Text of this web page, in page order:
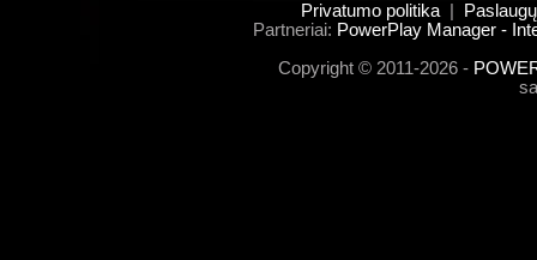
Privatumo politika
Partneriai: PowerPlay Manager -
Copyright © 2011-2026 -